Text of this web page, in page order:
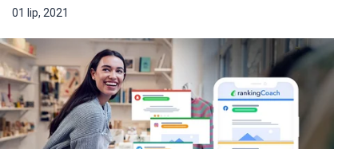
Polski
01 lip, 2021